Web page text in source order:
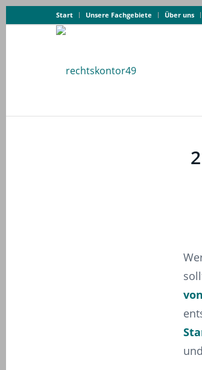
Start Unsere Fachgebiete Über uns